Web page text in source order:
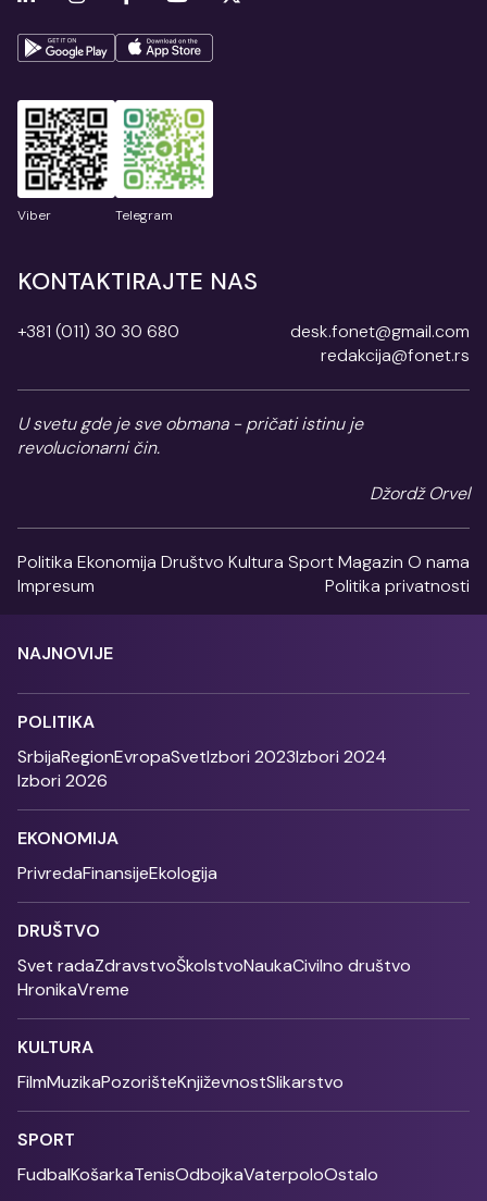
Viber Telegram
KONTAKTIRAJTE NAS
+381 (011) 30 30 680
desk.fonet@gmail.com
redakcija@fonet.rs
U svetu gde je sve obmana - pričati istinu je
revolucionarni čin.
Džordž Orvel
Politika Ekonomija Društvo Kultura SportMagazin O nama
Impresum
Politika privatnosti
NAJNOVIJE
POLITIKA
SrbijaRegionEvropaSvetIzbori 2023Izbori 2024
Izbori 2026
EKONOMIJA
PrivredaFinansijeEkologija
DRUŠTVO
Svet radaZdravstvoŠkolstvoNaukaCivilno društvo
HronikaVreme
KULTURA
FilmMuzikaPozorišteKnjiževnostSlikarstvo
SPORT
FudbalKošarkaTenisOdbojkaVaterpoloOstalo